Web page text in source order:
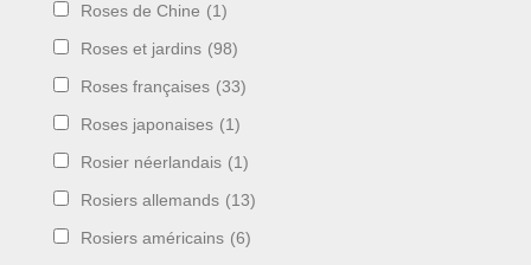
Roses de Chine (1)
Roses et jardins (98)
Roses françaises (33)
Roses japonaises (1)
Rosier néerlandais (1)
Rosiers allemands (13)
Rosiers américains (6)